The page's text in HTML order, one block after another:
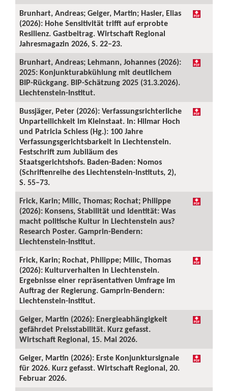
Brunhart, Andreas; Geiger, Martin; Hasler, Elias
(2026): Hohe Sensitivität trifft auf erprobte
Resilienz. Gastbeitrag. Wirtschaft Regional
Jahresmagazin 2026, S. 22–23.
Brunhart, Andreas; Lehmann, Johannes (2026):
2025: Konjunkturabkühlung mit deutlichem
BIP-Rückgang. BIP-Schätzung 2025 (31.3.2026).
Liechtenstein-Institut.
Bussjäger, Peter (2026): Verfassungsrichterliche
Unparteilichkeit im Kleinstaat. In: Hilmar Hoch
und Patricia Schiess (Hg.): 100 Jahre
Verfassungsgerichtsbarkeit in Liechtenstein.
Festschrift zum Jubiläum des
Staatsgerichtshofs. Baden-Baden: Nomos
(Schriftenreihe des Liechtenstein-Instituts, 2),
S. 55–73.
Frick, Karin; Milic, Thomas; Rochat; Philippe
(2026): Konsens, Stabilität und Identität: Was
macht politische Kultur in Liechtenstein aus?
Research Poster. Gamprin-Bendern:
Liechtenstein-Institut.
Frick, Karin; Rochat, Philippe; Milic, Thomas
(2026): Kulturverhalten in Liechtenstein.
Ergebnisse einer repräsentativen Umfrage im
Auftrag der Regierung. Gamprin-Bendern:
Liechtenstein-Institut.
Geiger, Martin (2026): Energieabhängigkeit
gefährdet Preisstabilität. Kurz gefasst.
Wirtschaft Regional, 15. Mai 2026.
Geiger, Martin (2026): Erste Konjunktursignale
für 2026. Kurz gefasst. Wirtschaft Regional, 20.
Februar 2026.